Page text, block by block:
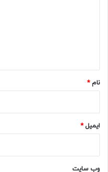
نام*
ایمیل*
وب‌ سایت